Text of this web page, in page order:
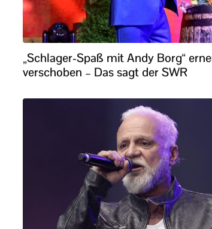
„Schlager-Spaß mit Andy Borg“
verschoben – Das sagt der SWR